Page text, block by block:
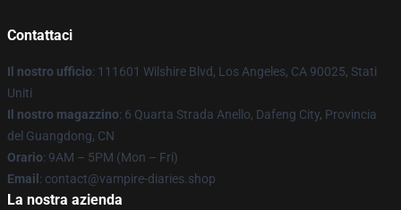
Contattaci
Il nostro ufficio: 111601 Wilshire Blvd, Los Angeles, CA 90025, Stati
Uniti
Il nostro magazzino: 6 Quarta Strada Anello, Dafeng City, Provincia
del Guangdong, CN
Orario: 9AM – 5PM (Mon – Fri)
Email : contact@vampire-diaries.shop
La nostra azienda